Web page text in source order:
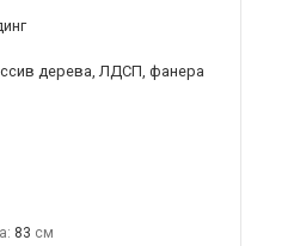
дерева, ЛДСП, фанера
83